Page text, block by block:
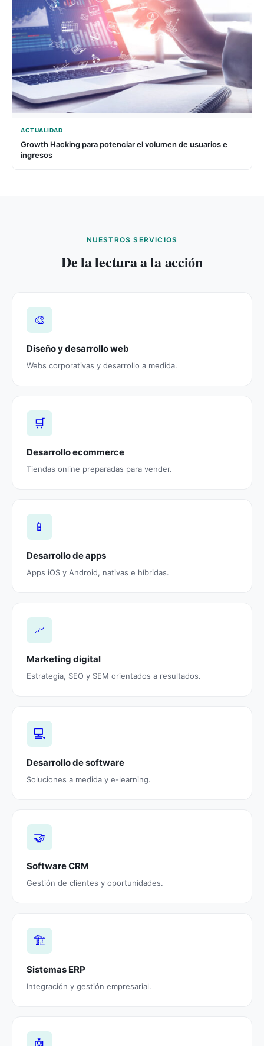
ACTUALIDAD
Growth Hacking para potenciar el volumen de usuarios e
ingresos
NUESTROS SERVICIOS
De la lectura a la acción
🎨
Diseño y desarrollo web
Webs corporativas y desarrollo a medida.
🛒
Desarrollo ecommerce
Tiendas online preparadas para vender.
📱
Desarrollo de apps
Apps iOS y Android, nativas e híbridas.
📈
Marketing digital
Estrategia, SEO y SEM orientados a resultados.
💻
Desarrollo de software
Soluciones a medida y e-learning.
🤝
Software CRM
Gestión de clientes y oportunidades.
🏗️
Sistemas ERP
Integración y gestión empresarial.